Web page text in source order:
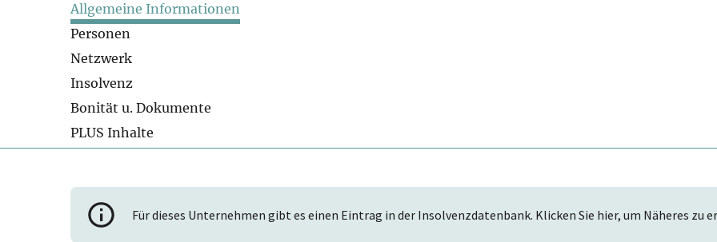
Allgemeine Informationen
Personen
Netzwerk
Insolvenz
Bonität u. Dokumente
PLUS Inhalte
Für dieses Unternehmen gibt es einen Eintrag in der Insolvenzdatenbank. Klicken Sie hier, um Näheres zu